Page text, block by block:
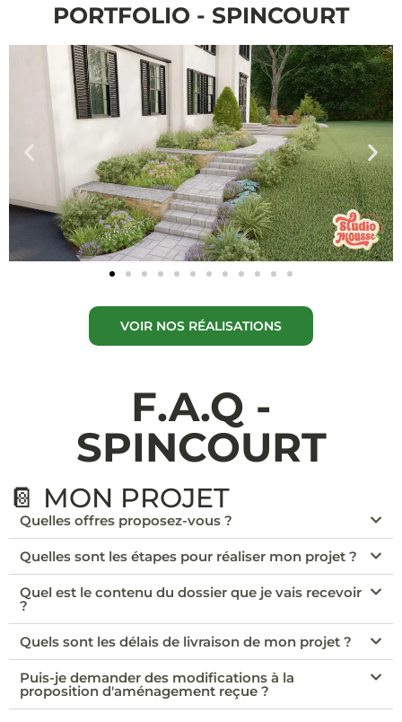
PORTFOLIO - SPINCOURT
VOIR NOS RÉALISATIONS
F.A.Q -
SPINCOURT
📔 MON PROJET
Quelles offres proposez-vous ?
Quelles sont les étapes pour réaliser mon projet ?
Quel est le contenu du dossier que je vais recevoir
?
Quels sont les délais de livraison de mon projet ?
Puis-je demander des modifications à la
proposition d'aménagement reçue ?